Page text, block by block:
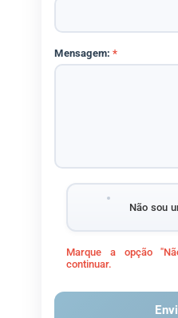
Mensagem:*
Não sou
Marque a opção
continuar.